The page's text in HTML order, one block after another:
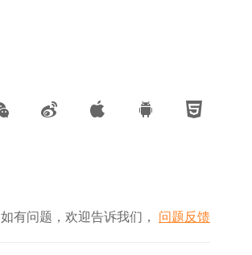
如有问题，欢迎告诉我们， 问题反馈